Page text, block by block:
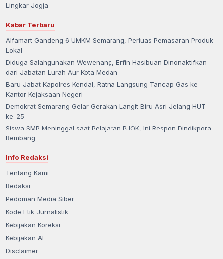
Lingkar Jogja
Kabar Terbaru
Alfamart Gandeng 6 UMKM Semarang, Perluas Pemasaran Produk
Lokal
Diduga Salahgunakan Wewenang, Erfin Hasibuan Dinonaktifkan
dari Jabatan Lurah Aur Kota Medan
Baru Jabat Kapolres Kendal, Ratna Langsung Tancap Gas ke
Kantor Kejaksaan Negeri
Demokrat Semarang Gelar Gerakan Langit Biru Asri Jelang HUT
ke-25
Siswa SMP Meninggal saat Pelajaran PJOK, Ini Respon Dindikpora
Rembang
Info Redaksi
Tentang Kami
Redaksi
Pedoman Media Siber
Kode Etik Jurnalistik
Kebijakan Koreksi
Kebijakan AI
Disclaimer